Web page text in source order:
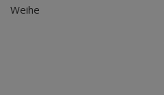
Weihe